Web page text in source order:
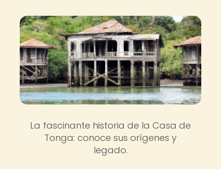
La fascinante historia de la Casa de
Tonga: conoce sus orígenes y
legado.